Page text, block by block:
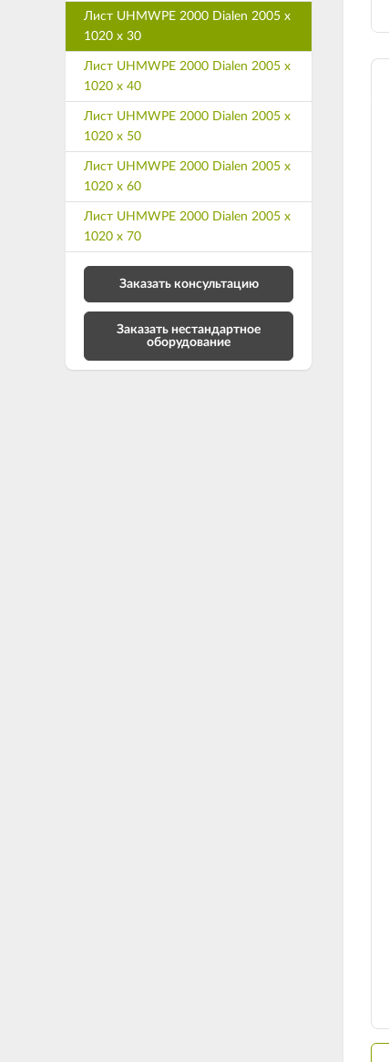
Лист UHMWPE 2000 Dialen 2005 х
1020 х 30
Лист UHMWPE 2000 Dialen 2005 х
1020 х 40
Лист UHMWPE 2000 Dialen 2005 х
1020 х 50
Лист UHMWPE 2000 Dialen 2005 х
1020 х 60
Лист UHMWPE 2000 Dialen 2005 х
1020 х 70
Заказать консультацию
Заказать нестандартное
оборудование